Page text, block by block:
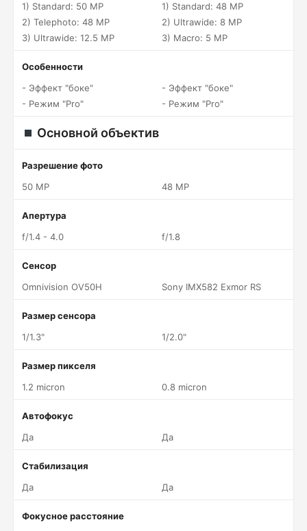
1) Standard: 50 MP
2) Telephoto: 48 MP
3) Ultrawide: 12.5 MP
1) Standard: 48 MP
2) Ultrawide: 8 MP
3) Macro: 5 MP
Особенности
- Эффект "боке"
- Режим "Pro"
- Эффект "боке"
- Режим "Pro"
Основной объектив
Разрешение фото
50 MP
48 MP
Апертура
f/1.4 - 4.0
f/1.8
Сенсор
Omnivision OV50H
Sony IMX582 Exmor RS
Размер сенсора
1/1.3"
1/2.0"
Размер пикселя
1.2 micron
0.8 micron
Автофокус
Да
Да
Стабилизация
Да
Да
Фокусное расстояние